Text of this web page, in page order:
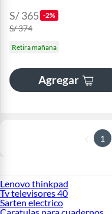
S/ 365 -2%
S/ 374
Retira mañana
Agregar
1
Lenovo thinkpad
Tv televisores 40
Sarten electrico